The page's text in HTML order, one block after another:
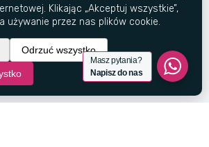
Masz pytania?
Napisz do nas